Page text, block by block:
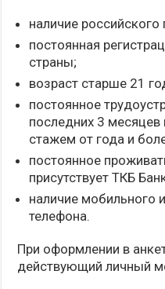
наличие российского
постоянная
страны;
возраст старше 21
постоянное
последних 3
стажем от года и
постоянное
присутствует ТКБ
наличие мобильного
телефона.
При оформлении в
действующий личный